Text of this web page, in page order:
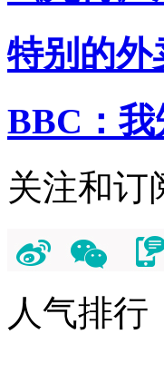
特别的外
BBC：
关注和订
人气排行